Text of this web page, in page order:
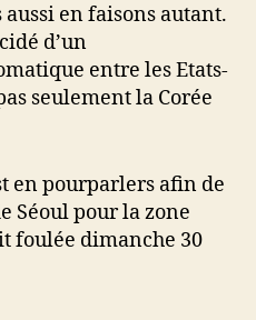
en faisons autant.
d’un
entre les Etats-
seulement la Corée
en pourparlers afin de
Séoul pour la zone
foulée dimanche 30